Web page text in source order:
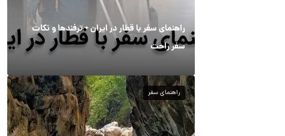
راهنمای سفر با قطار در ایران + ترفندها و نکات
سفر راحت
راهنمای سفر